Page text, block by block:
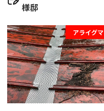
様邸
アライグマ